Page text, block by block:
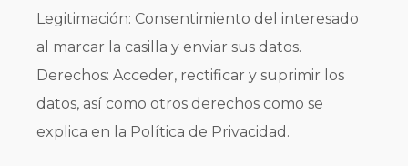
Legitimación: Consentimiento del interesado
al marcar la casilla y enviar sus datos.
Derechos: Acceder, rectificar y suprimir los
datos, así como otros derechos como se
explica en la Política de Privacidad.